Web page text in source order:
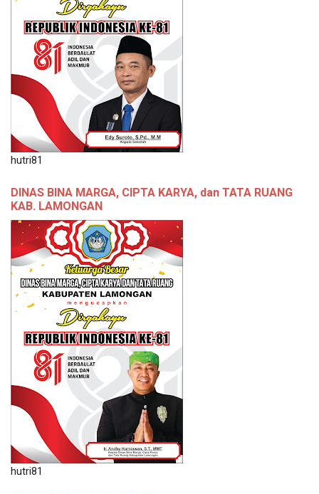
hutri81
DINAS BINA MARGA, CIPTA KARYA, dan TATA RUANG
KAB. LAMONGAN
hutri81